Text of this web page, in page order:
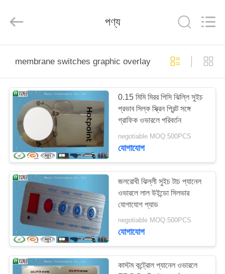
পণ্য
আমাদের
সম্পর্কে
কারখানা
ভ্রমণ
নিয়ন্ত্রণ
যোগাযোগ
Technology
Co.,
Reserved.
পণ্য
membrane switches graphic overlays
0.15 মিমি মিরর পিসি ঝিল্লি সুইচ
প্রভাব সিল্ক স্ক্রিন প্রিন্ট সঙ্গে
গ্রাফিক ওভারলে পরিবর্তন
negotiable MOQ:500PCS
যোগাযোগ
জলরোধী ঝিল্লী সুইচ টাচ প্যানেল
ওভারলে লাল উইন্ডো সিলভার
যোগাযোগ প্যাড
negotiable MOQ:500PCS
যোগাযোগ
কাস্টম কন্ট্রোল প্যানেল ওভারলে